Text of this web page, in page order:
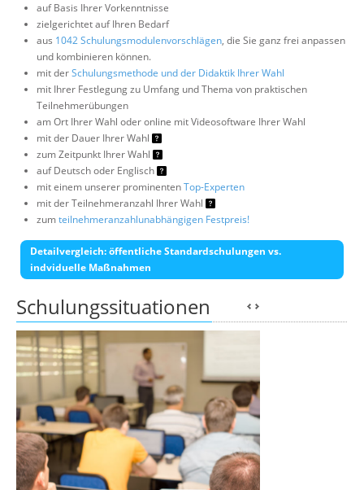
auf Basis Ihrer Vorkenntnisse
zielgerichtet auf Ihren Bedarf
aus 1042 Schulungsmodulenvorschlägen, die Sie ganz frei anpassen
und kombinieren können.
mit derSchulungsmethode und der Didaktik Ihrer Wahl
mit Ihrer Festlegung zu Umfang und Thema von praktischen
Teilnehmerübungen
am Ort Ihrer Wahl oder online mit Videosoftware Ihrer Wahl
mit der Dauer Ihrer Wahl
zum Zeitpunkt Ihrer Wahl
auf Deutsch oder Englisch
mit einem unserer prominentenTop-Experten
mit der Teilnehmeranzahl Ihrer Wahl
zumteilnehmeranzahlunabhängigen Festpreis!
Detailvergleich: öffentliche Standardschulungen vs.
indviduelle Maßnahmen
Schulungssituationen